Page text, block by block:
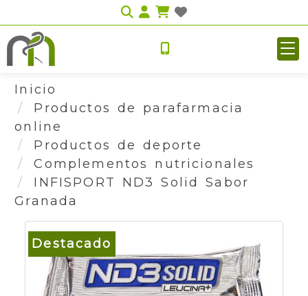
Identifícate
Inicio
Productos de parafarmacia
online
Productos de deporte
Complementos nutricionales
INFISPORT ND3 Solid Sabor
Granada
Destacado